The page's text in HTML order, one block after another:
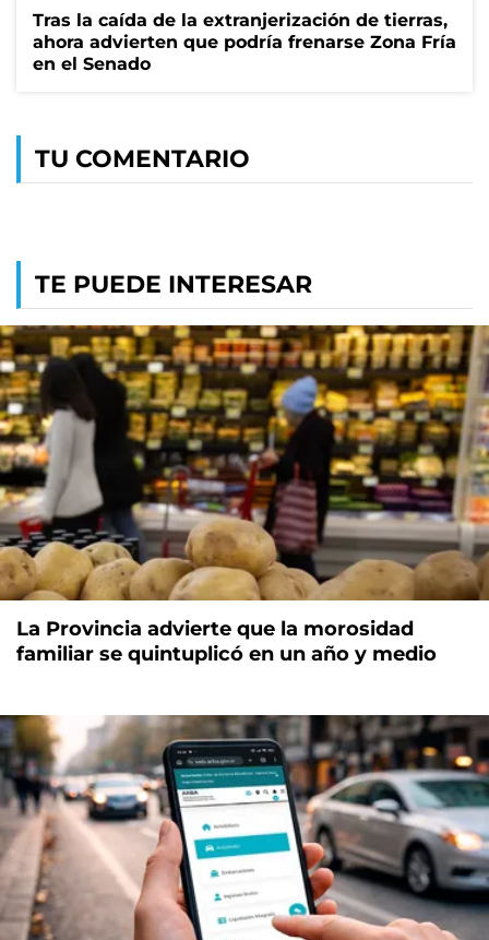
Tras la caída de la extranjerización de tierras,
ahora advierten que podría frenarse Zona Fría
en el Senado
TU COMENTARIO
TE PUEDE INTERESAR
La Provincia advierte que la morosidad
familiar se quintuplicó en un año y medio